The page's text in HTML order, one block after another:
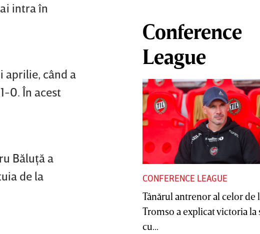
intra în
aprilie, când a
0. În acest
Băluţă a
de la
Conference
League
CONFERENCE LEAGUE
Tânărul antrenor al celor de
Tromso a explicat victoria la
cu...